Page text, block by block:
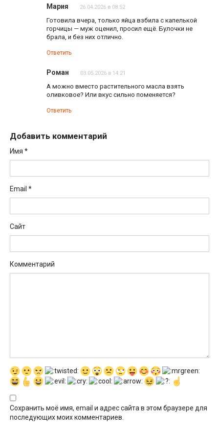
Мария 26.04.2026 в 08:52
Готовила вчера, только яйца взбила с капелькой
горчицы — муж оценил, просил ещё. Булочки не
брала, и без них отлично.
Ответить
Роман 03.05.2026 в 14:21
А можно вместо растительного масла взять
оливковое? Или вкус сильно поменяется?
Ответить
Добавить комментарий
Имя *
Email *
Сайт
Комментарий
Сохранить моё имя, email и адрес сайта в этом браузере для
последующих моих комментариев.